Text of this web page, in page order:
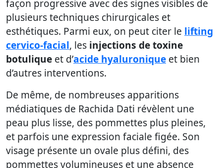
façon progressive avec des signes visibles de
plusieurs techniques chirurgicales et
esthétiques. Parmi eux, on peut citer le lifting
cervico-facial, les injections de toxine
botulique et d’acide hyaluronique et bien
d’autres interventions.
De même, de nombreuses apparitions
médiatiques de Rachida Dati révèlent une
peau plus lisse, des pommettes plus pleines,
et parfois une expression faciale figée. Son
visage présente un ovale plus défini, des
pommettes volumineuses et une absence